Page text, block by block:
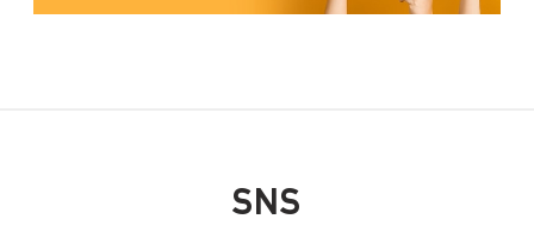
SNS